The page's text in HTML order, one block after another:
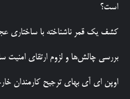
است؟
کشف یک قمر ناشناخته با ساختاری
بررسی چالش‌ها و لزوم ارتقای امنیت
اوپن ای آی بهای ترجیح کارمندان